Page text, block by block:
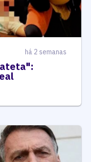
há 2 semanas